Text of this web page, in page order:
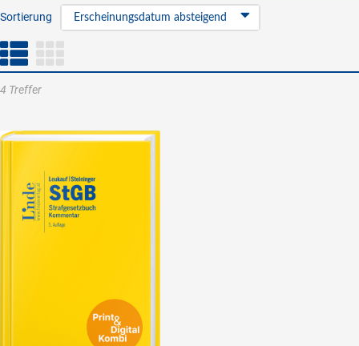
Sortierung Erscheinungsdatum absteigend
4 Treffer